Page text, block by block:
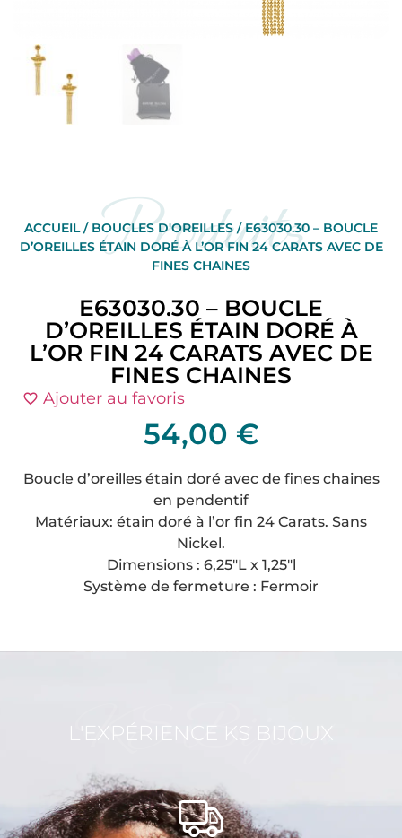
Produits
ACCUEIL/ BOUCLES D'OREILLES/ E63030.30 – BOUCLE
D’OREILLES ÉTAIN DORÉ À L’OR FIN 24 CARATS AVEC DE
FINES CHAINES
E63030.30 – BOUCLE
D’OREILLES ÉTAIN DORÉ À
L’OR FIN 24 CARATS AVEC DE
FINES CHAINES
Ajouter au favoris
54,00 €
Boucle d’oreilles étain doré avec de fines chaines
en pendentif
Matériaux: étain doré à l’or fin 24 Carats. Sans
Nickel.
Dimensions : 6,25″L x 1,25″l
Système de fermeture : Fermoir
KS Bijoux
L'EXPÉRIENCE KS BIJOUX